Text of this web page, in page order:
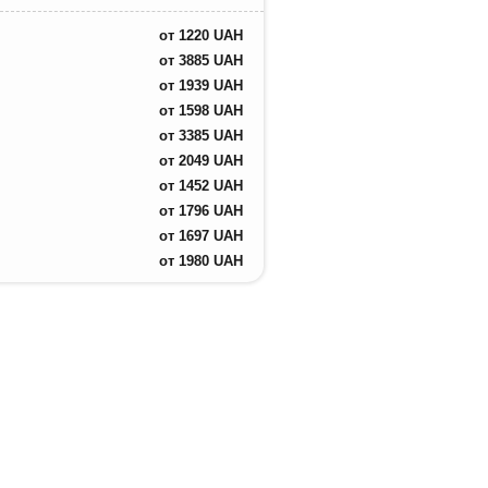
от 1220 UAH
от 3885 UAH
от 1939 UAH
от 1598 UAH
от 3385 UAH
от 2049 UAH
от 1452 UAH
от 1796 UAH
от 1697 UAH
от 1980 UAH